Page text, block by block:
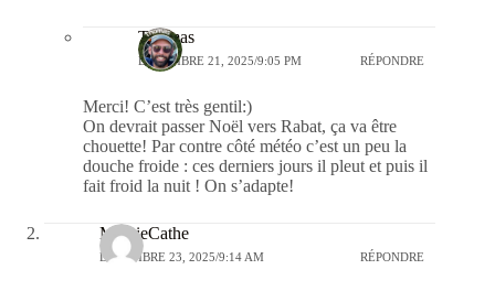
Thomas
DÉCEMBRE 21, 2025/9:05 PM RÉPONDRE
Merci! C’est très gentil:)
On devrait passer Noël vers Rabat, ça va être
chouette! Par contre côté météo c’est un peu la
douche froide : ces derniers jours il pleut et puis il
fait froid la nuit ! On s’adapte!
MamieCathe
DÉCEMBRE 23, 2025/9:14 AM RÉPONDRE